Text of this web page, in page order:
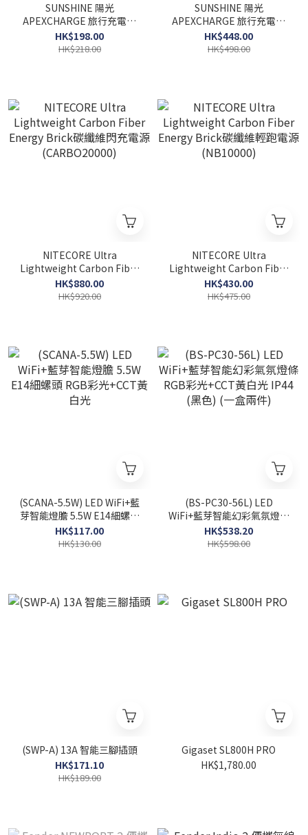
SUNSHINE 陽光
APEXCHARGE 旅行充電轉
換插座 PD 35W - 白色
(TRA-35W)
HK$198.00
HK$218.00
SUNSHINE 陽光
APEXCHARGE 旅行充電轉
換插座 PD 100W - 黑色
(TRA-100W)
HK$448.00
HK$498.00
NITECORE Ultra
Lightweight Carbon Fiber
Energy Brick碳纖維閃充電
源 (CARBO20000)
HK$880.00
HK$920.00
NITECORE Ultra
Lightweight Carbon Fiber
Energy Brick碳纖維輕跑電
源 (NB10000)
HK$430.00
HK$475.00
(SCANA-5.5W) LED WiFi+藍
芽智能燈膽 5.5W E14細螺頭
RGB彩光+CCT黃白光
HK$117.00
HK$130.00
(BS-PC30-56L) LED
WiFi+藍芽智能幻彩氣氛燈條
RGB彩光+CCT黃白光 IP44
(黑色) (一盒兩件)
HK$538.20
HK$598.00
(SWP-A) 13A 智能三腳插頭
HK$171.10
HK$189.00
Gigaset SL800H PRO
HK$1,780.00